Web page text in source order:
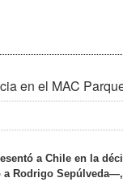
en el MAC
a Chile en la
Rodrigo